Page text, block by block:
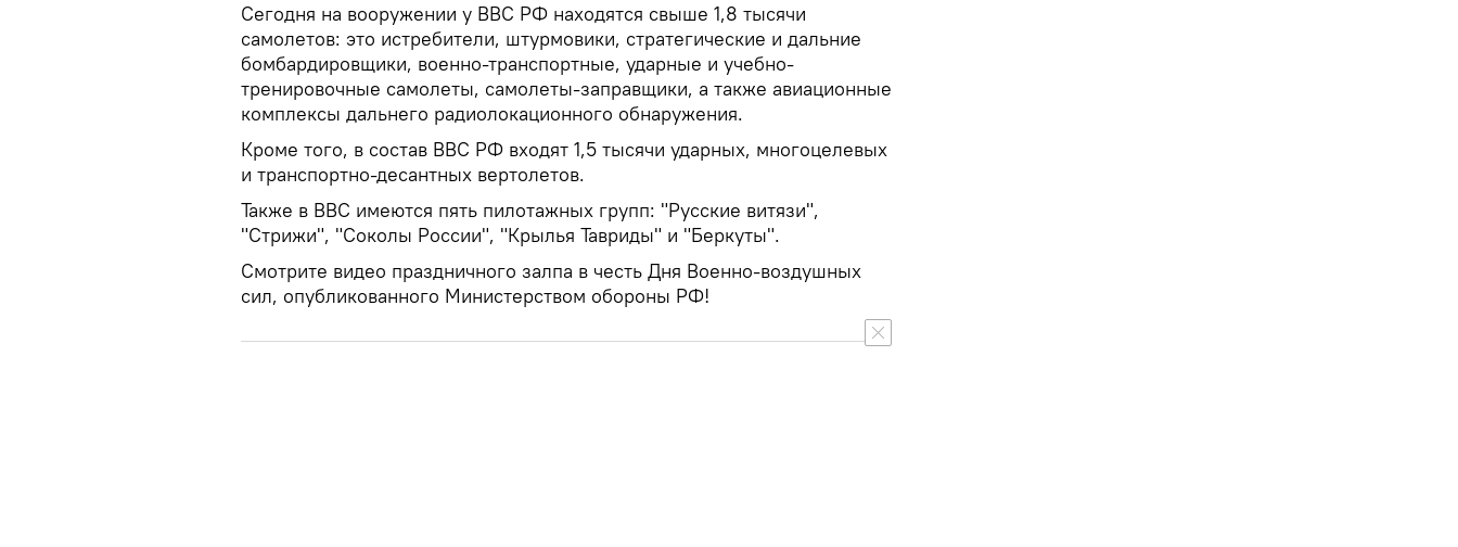
Сегодня на вооружении у ВВС РФ находятся свыше 1,8 тысячи
самолетов: это истребители, штурмовики, стратегические и дальние
бомбардировщики, военно-транспортные, ударные и учебно-
тренировочные самолеты, самолеты-заправщики, а также авиационные
комплексы дальнего радиолокационного обнаружения.
Кроме того, в состав ВВС РФ входят 1,5 тысячи ударных, многоцелевых
и транспортно-десантных вертолетов.
Также в ВВС имеются пять пилотажных групп: "Русские витязи",
"Стрижи", "Соколы России", "Крылья Тавриды" и "Беркуты".
Смотрите видео праздничного залпа в честь Дня Военно-воздушных
сил, опубликованного Министерством обороны РФ!